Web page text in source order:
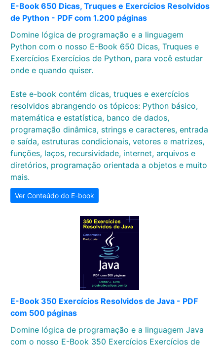
E-Book 650 Dicas, Truques e Exercícios Resolvidos
de Python - PDF com 1.200 páginas
Domine lógica de programação e a linguagem
Python com o nosso E-Book 650 Dicas, Truques e
Exercícios Exercícios de Python, para você estudar
onde e quando quiser.
Este e-book contém dicas, truques e exercícios
resolvidos abrangendo os tópicos: Python básico,
matemática e estatística, banco de dados,
programação dinâmica, strings e caracteres, entrada
e saída, estruturas condicionais, vetores e matrizes,
funções, laços, recursividade, internet, arquivos e
diretórios, programação orientada a objetos e muito
mais.
Ver Conteúdo do E-book
E-Book 350 Exercícios Resolvidos de Java - PDF
com 500 páginas
Domine lógica de programação e a linguagem Java
com o nosso E-Book 350 Exercícios Exercícios de